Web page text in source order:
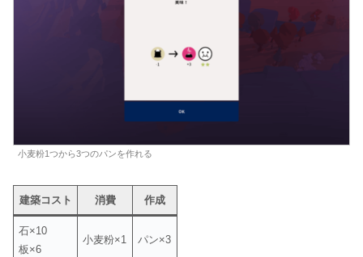
小麦粉1つから3つのパンを作れる
建築コスト 消費 作成
石×10
板×6
小麦粉×1 パン×3